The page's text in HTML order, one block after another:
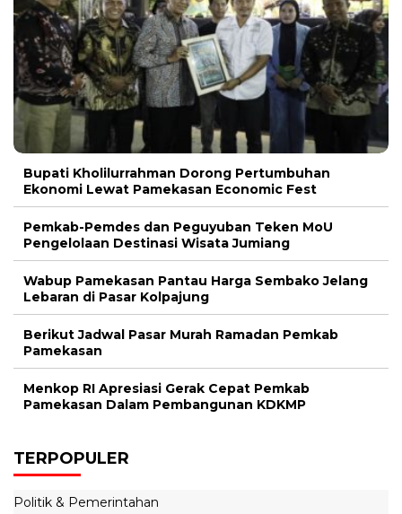
Bupati Kholilurrahman Dorong Pertumbuhan
Ekonomi Lewat Pamekasan Economic Fest
Pemkab-Pemdes dan Peguyuban Teken MoU
Pengelolaan Destinasi Wisata Jumiang
Wabup Pamekasan Pantau Harga Sembako Jelang
Lebaran di Pasar Kolpajung
Berikut Jadwal Pasar Murah Ramadan Pemkab
Pamekasan
Menkop RI Apresiasi Gerak Cepat Pemkab
Pamekasan Dalam Pembangunan KDKMP
TERPOPULER
Politik & Pemerintahan